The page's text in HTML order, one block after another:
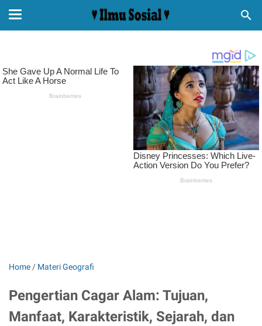
Home/ Materi Geografi
Pengertian Cagar Alam: Tujuan,
Manfaat, Karakteristik, Sejarah, dan